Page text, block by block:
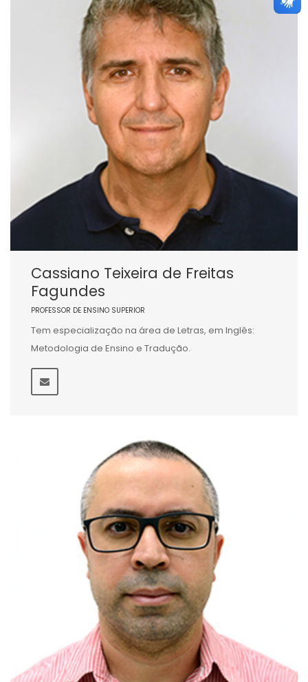
Cassiano Teixeira de Freitas
Fagundes
PROFESSOR DE ENSINO SUPERIOR
Tem especialização na área de Letras, em Inglês:
Metodologia de Ensino e Tradução.